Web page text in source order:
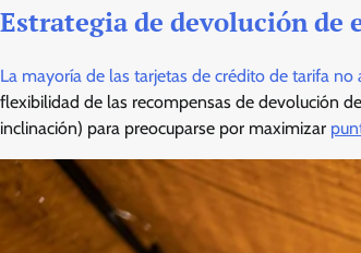
Estrategia de devolución de
La mayoría de las tarjetas de crédito de tarifa
flexibilidad de las recompensas de devolución
inclinación) para preocuparse por maximizar